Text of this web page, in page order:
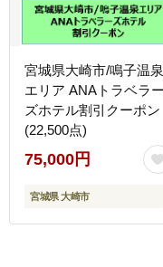
宮城県大崎市/鳴子温泉
エリア ANAトラベラー
ズホテル割引クーポン
(22,500点)
75,000円
宮城県 大崎市